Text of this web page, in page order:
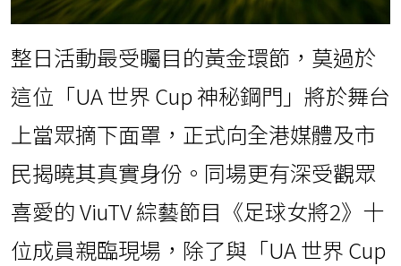
整日活動最受矚目的黃金環節，莫過於
這位「UA 世界 Cup 神秘鋼門」將於舞台
上當眾摘下面罩，正式向全港媒體及市
民揭曉其真實身份。同場更有深受觀眾
喜愛的 ViuTV 綜藝節目《足球女將2》十
位成員親臨現場，除了與「UA 世界 Cup